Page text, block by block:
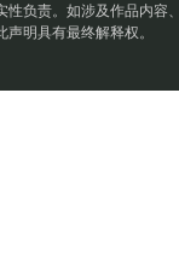
负责。如涉及作品内容
明具有最终解释权。